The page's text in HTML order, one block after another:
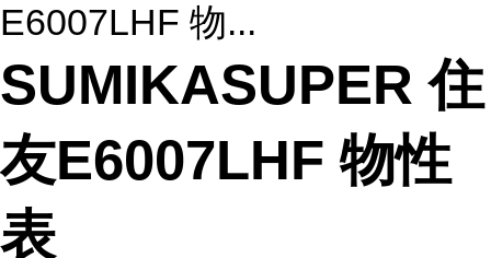
E6007LHF 物...
SUMIKASUPER 住
友E6007LHF 物性
表